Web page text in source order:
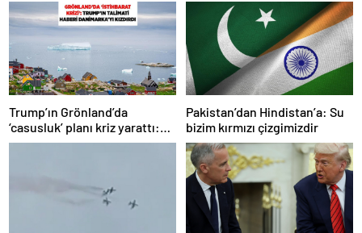
Trump’ın Grönland’da
‘casusluk’ planı kriz yarattı:
Danimarka ABD elçisini
Pakistan’dan Hindistan’a: Su
bizim kırmızı çizgimizdir